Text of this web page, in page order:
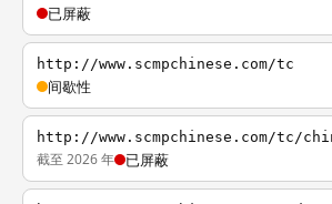
已屏蔽
http://www.scmpchinese.com/tc
间歇性
http://www.scmpchinese.com/tc/
截至 2026 年 已屏蔽